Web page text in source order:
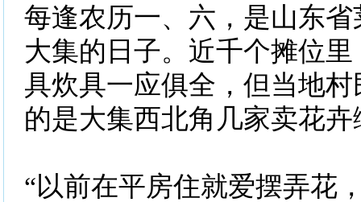
每逢农历一、六，是山东
大集的日子。近千个摊位
具炊具一应俱全，但当地
的是大集西北角几家卖花
“以前在平房住就爱摆弄花